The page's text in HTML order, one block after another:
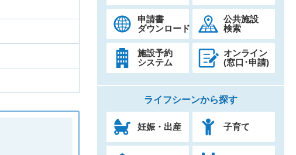
申請書
ダウンロード
公共施設
検索
施設予約
システム
オンライン
(窓口･申請)
ライフシーンから探す
妊娠・出産 子育て